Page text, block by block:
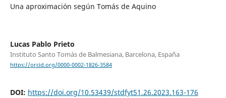
Una aproximación según Tomás de Aquino
Lucas Pablo Prieto
Instituto Santo Tomás de Balmesiana, Barcelona, España
https://orcid.org/0000-0002-1826-3584
DOI: https://doi.org/10.53439/stdfyt51.26.2023.163-176